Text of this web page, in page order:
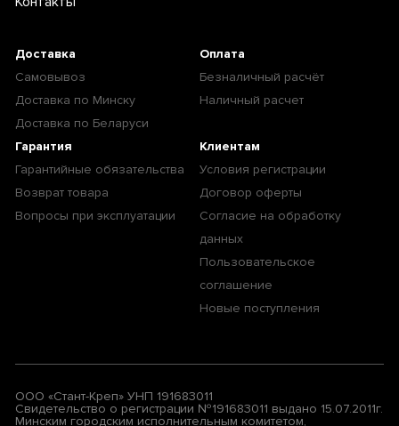
Доставка
Самовывоз
Доставка по Минску
Доставка по Беларуси
Оплата
Безналичный расчёт
Наличный расчет
Гарантия
Гарантийные обязательства
Возврат товара
Вопросы при эксплуатации
Клиентам
Условия регистрации
Договор оферты
Согласие на обработку
данных
Пользовательское
соглашение
Новые поступления
ООО «Стант-Креп» УНП 191683011
Свидетельство о регистрации №191683011 выдано 15.07.2011г.
Минским городским исполнительным комитетом,